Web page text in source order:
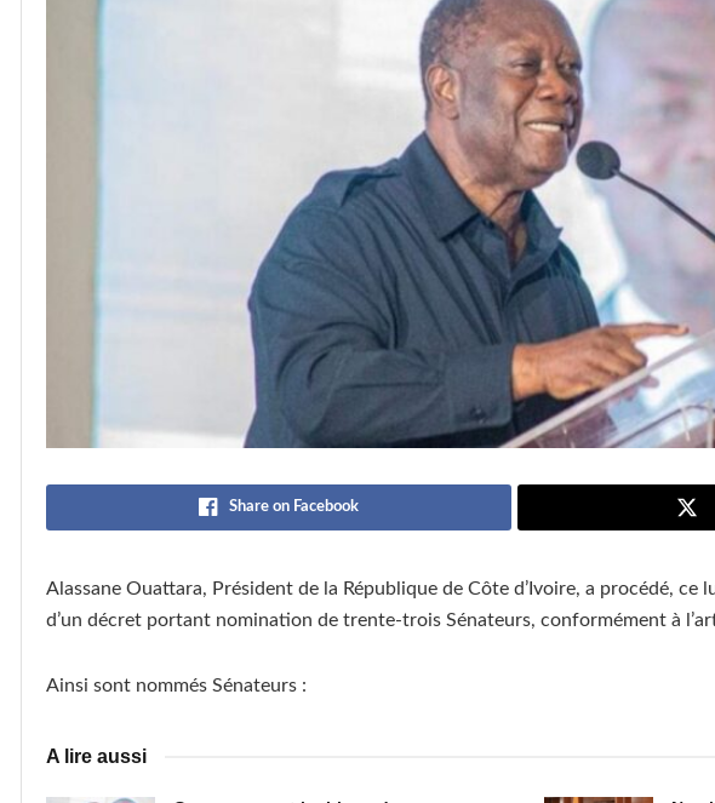
Share on Facebook
Alassane Ouattara, Président de la République de Côte d’Ivoire, a procédé, ce
d’un décret portant nomination de trente-trois Sénateurs, conformément à
Ainsi sont nommés Sénateurs :
A lire aussi